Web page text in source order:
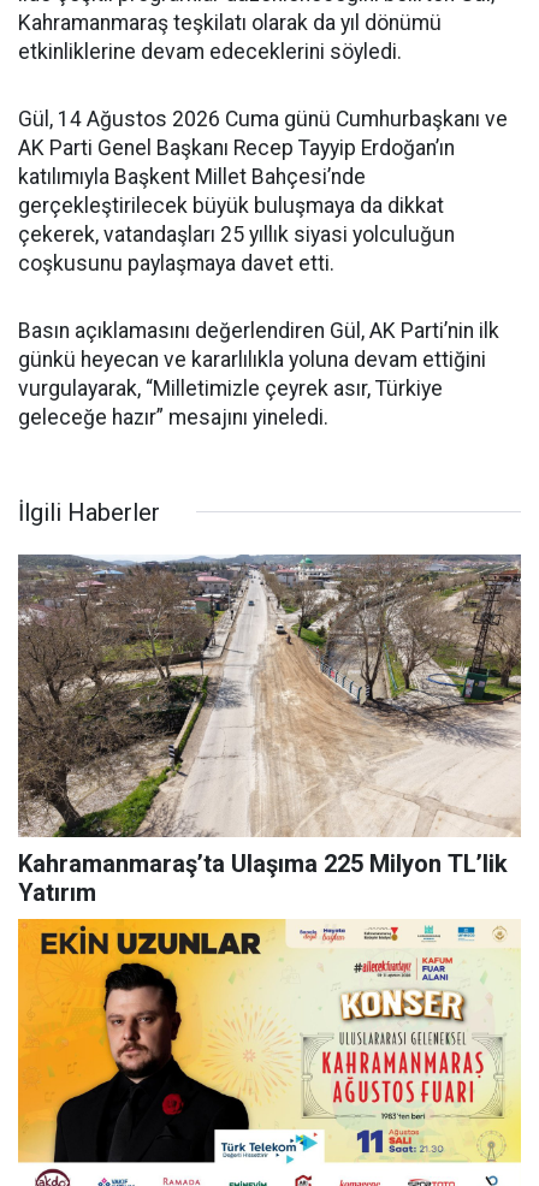
Kahramanmaraş teşkilatı olarak da yıl dönümü
etkinliklerine devam edeceklerini söyledi.
Gül, 14 Ağustos 2026 Cuma günü Cumhurbaşkanı ve
AK Parti Genel Başkanı Recep Tayyip Erdoğan’ın
katılımıyla Başkent Millet Bahçesi’nde
gerçekleştirilecek büyük buluşmaya da dikkat
çekerek, vatandaşları 25 yıllık siyasi yolculuğun
coşkusunu paylaşmaya davet etti.
Basın açıklamasını değerlendiren Gül, AK Parti’nin ilk
günkü heyecan ve kararlılıkla yoluna devam ettiğini
vurgulayarak, “Milletimizle çeyrek asır, Türkiye
geleceğe hazır” mesajını yineledi.
İlgili Haberler
Kahramanmaraş’ta Ulaşıma 225 Milyon TL’lik
Yatırım